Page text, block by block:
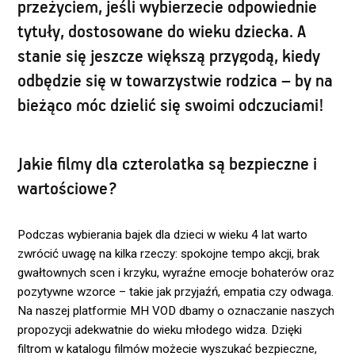
przeżyciem, jeśli wybierzecie odpowiednie
tytuły, dostosowane do wieku dziecka. A
stanie się jeszcze większą przygodą, kiedy
odbędzie się w towarzystwie rodzica – by na
bieżąco móc dzielić się swoimi odczuciami!
Jakie filmy dla czterolatka są bezpieczne i
wartościowe?
Podczas wybierania bajek dla dzieci w wieku 4 lat warto
zwrócić uwagę na kilka rzeczy: spokojne tempo akcji, brak
gwałtownych scen i krzyku, wyraźne emocje bohaterów oraz
pozytywne wzorce – takie jak przyjaźń, empatia czy odwaga.
Na naszej platformie MH VOD dbamy o oznaczanie naszych
propozycji adekwatnie do wieku młodego widza. Dzięki
filtrom w katalogu filmów możecie wyszukać bezpieczne,